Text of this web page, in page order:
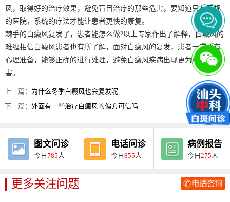
风，取得好的治疗效果，避免盲目治疗的那些危害，要知道只有正规
的医院，系统的疗法才能让患者更快的康复。
棘手的白癜风复发了，患者能怎么做?以上专家作出了解释，白癜风的
难缠相信白癜风患者也有所了解，面对白癜风的复发，患者一定要有
心理准备，能够正确的进行处理，避免白癜风疾病出现更为严重的危
害。
上一篇： 为什么冬季白癜风也会复发呢
下一篇：外面有一些治疗白癜风的偏方可信吗
图文问诊
今日785 人
电话问诊
今日855 人
病例报告
今日275 人
更多关注问题